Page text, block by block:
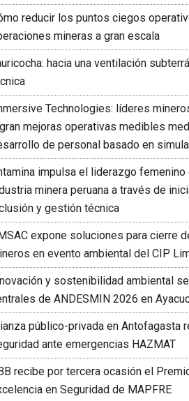
reducir los puntos ciegos
mineras a gran escala
hacia una ventilación
Technologies: líderes
mejoras operativas medibles
de personal basado en
impulsa el liderazgo femenino
minera peruana a través de
y gestión técnica
expone soluciones para cierre
en evento ambiental del CIP
y sostenibilidad ambiental
de ANDESMIN 2026 en
público-privada en Antofagasta
ante emergencias HAZMAT
recibe por tercera ocasión el
en Seguridad de MAPFRE